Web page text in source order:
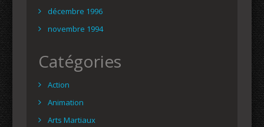
décembre 1996
novembre 1994
Catégories
Action
Animation
Arts Martiaux